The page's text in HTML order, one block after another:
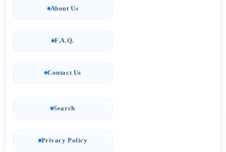
About Us
F.A.Q.
Contact Us
Search
Privacy Policy